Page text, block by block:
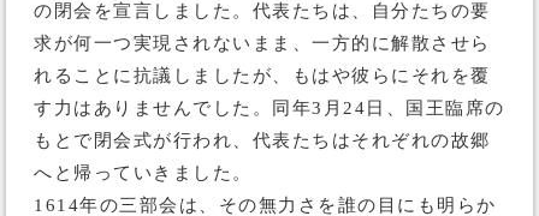
の閉会を宣言しました。代表たちは、自分たちの要
求が何一つ実現されないまま、一方的に解散させら
れることに抗議しましたが、もはや彼らにそれを覆
す力はありませんでした。同年3月24日、国王臨席の
もとで閉会式が行われ、代表たちはそれぞれの故郷
へと帰っていきました。
1614年の三部会は、その無力さを誰の目にも明らか